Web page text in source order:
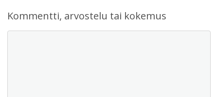
Kommentti, arvostelu tai kokemus